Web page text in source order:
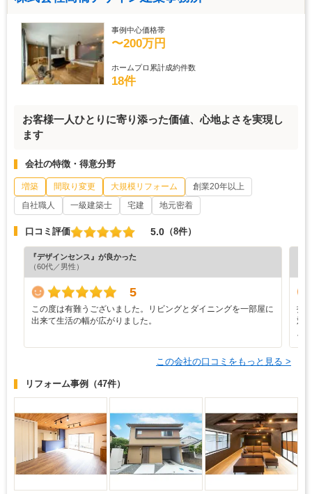
事例中心価格帯
〜200万円
ホームプロ累計成約件数
18件
お客様一人ひとりに寄り添った価値、心地よさを実現し
ます
会社の特徴・得意分野
増築 間取り変更 大規模リフォーム
創業20年以上
自社職人
一級建築士 宅建 地元密着
口コミ評価 5.0 （8件）
『デザインセンス』が良かった
（60代／男性）
5
この度は有難うございました。リビングとダイニングを一部屋に
出来て生活の幅が広がりました。
打
対
この会社の口コミをもっと見る >
リフォーム事例 （47件）